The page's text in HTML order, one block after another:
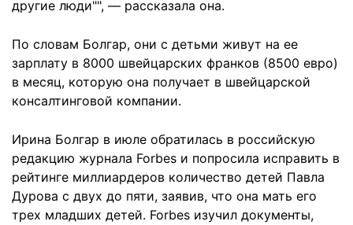
другие люди"", — рассказала она.
По словам Болгар, они с детьми живут на ее
зарплату в 8000 швейцарских франков (8500 евро)
в месяц, которую она получает в швейцарской
консалтинговой компании.
Ирина Болгар в июле обратилась в российскую
редакцию журнала Forbes и попросила исправить в
рейтинге миллиардеров количество детей Павла
Дурова с двух до пяти, заявив, что она мать его
трех младших детей. Forbes изучил документы,